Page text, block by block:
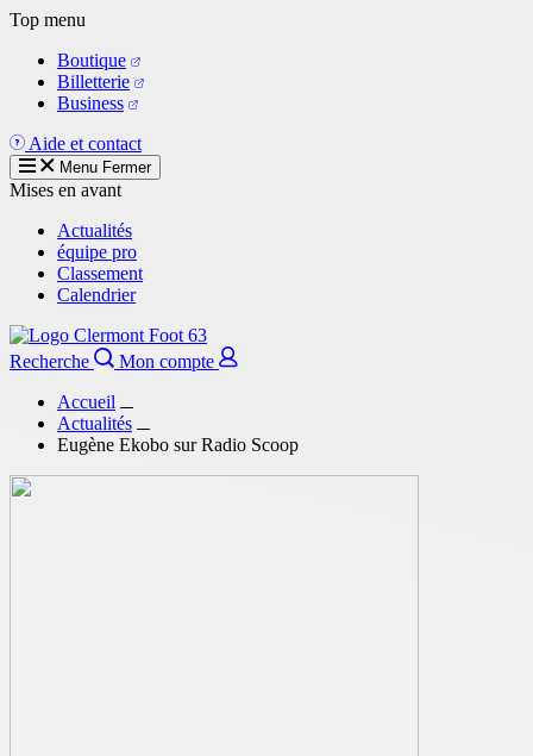
Aller
contenu
principal
Top menu
Boutique
Billetterie
Business
Aide et contact
Menu Fermer
Mises en avant
Actualités
équipe pro
Classement
Calendrier
Recherche
Mon compte
Accueil
Actualités
Eugène Ekobo sur Radio Scoop